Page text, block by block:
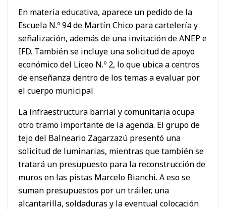
En materia educativa, aparece un pedido de la
Escuela N.º 94 de Martín Chico para cartelería y
señalización, además de una invitación de ANEP e
IFD. También se incluye una solicitud de apoyo
económico del Liceo N.º 2, lo que ubica a centros
de enseñanza dentro de los temas a evaluar por
el cuerpo municipal.
La infraestructura barrial y comunitaria ocupa
otro tramo importante de la agenda. El grupo de
tejo del Balneario Zagarzazú presentó una
solicitud de luminarias, mientras que también se
tratará un presupuesto para la reconstrucción de
muros en las pistas Marcelo Bianchi. A eso se
suman presupuestos por un tráiler, una
alcantarilla, soldaduras y la eventual colocación